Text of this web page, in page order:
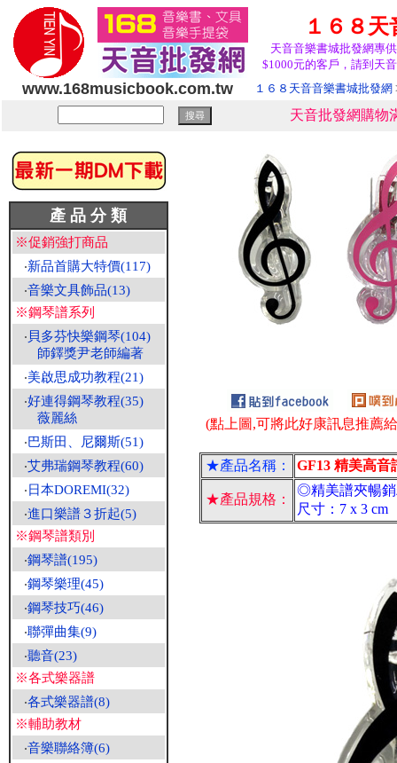
１６８
天音音樂書城批發網專
$1000元的客戶，請到天
www.168musicbook.com.tw １６８天音音樂書城批發網
天音批發網購物
產 品 分 類
※促銷強打商品
‧新品首購大特價(117)
‧音樂文具飾品(13)
※鋼琴譜系列
‧ 貝多芬快樂鋼琴(104)
師鐸獎尹老師編著
‧美啟思成功教程(21)
‧好連得鋼琴教程(35)
薇麗絲
‧巴斯田、尼爾斯(51)
‧艾弗瑞鋼琴教程(60)
‧ 日本DOREMI(32)
‧進口樂譜３折起(5)
※鋼琴譜類別
‧鋼琴譜(195)
‧鋼琴樂理(45)
‧鋼琴技巧(46)
‧聯彈曲集(9)
‧聽音(23)
※各式樂器譜
‧各式樂器譜(8)
※輔助教材
‧音樂聯絡簿(6)
(點上圖,可將此好康訊息推薦
★產品名稱： GF13 精美高音
★產品規格：
◎精美譜夾暢銷
尺寸：7 x 3 cm